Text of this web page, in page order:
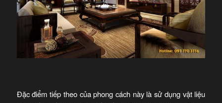
Đặc điểm tiếp theo của phong cách này là sử dụng vật liệu